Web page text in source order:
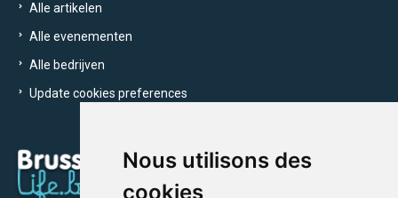
Nous utilisons des
cookies
Alle artikelen
Alle evenementen
Alle bedrijven
Update cookies preferences